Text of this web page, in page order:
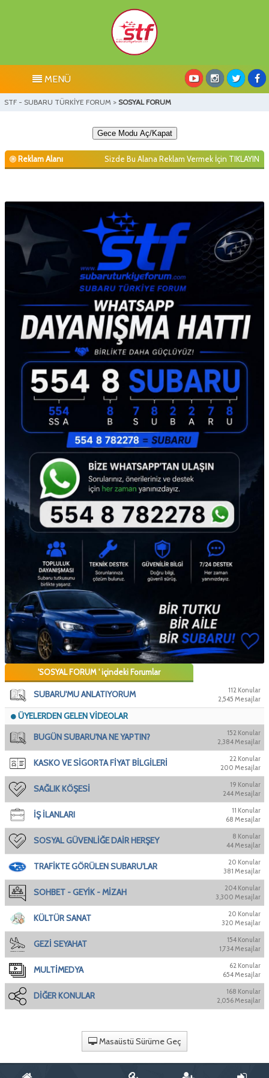
MENÜ
STF - SUBARU TÜRKİYE FORUM > SOSYAL FORUM
Gece Modu Aç/Kapat
Reklam Alanı Sizde Bu Alana Reklam Vermek İçin TIKLAYIN
'SOSYAL FORUM ' içindeki Forumlar
SUBARU'MU ANLATIYORUM
112 Konular
2,545 Mesajlar
ÜYELERDEN GELEN VİDEOLAR
BUGÜN SUBARU'NA NE YAPTIN?
152 Konular
2,384 Mesajlar
KASKO VE SİGORTA FİYAT BİLGİLERİ
22 Konular
200 Mesajlar
SAĞLIK KÖŞESİ
19 Konular
244 Mesajlar
İŞ İLANLARI
11 Konular
68 Mesajlar
SOSYAL GÜVENLİĞE DAİR HERŞEY
8 Konular
44 Mesajlar
TRAFİKTE GÖRÜLEN SUBARU'LAR
20 Konular
381 Mesajlar
SOHBET - GEYİK - MİZAH
204 Konular
3,300 Mesajlar
KÜLTÜR SANAT
20 Konular
320 Mesajlar
GEZİ SEYAHAT
154 Konular
1,734 Mesajlar
MULTİMEDYA
62 Konular
654 Mesajlar
DİĞER KONULAR
168 Konular
2,056 Mesajlar
Masaüstü Sürüme Geç